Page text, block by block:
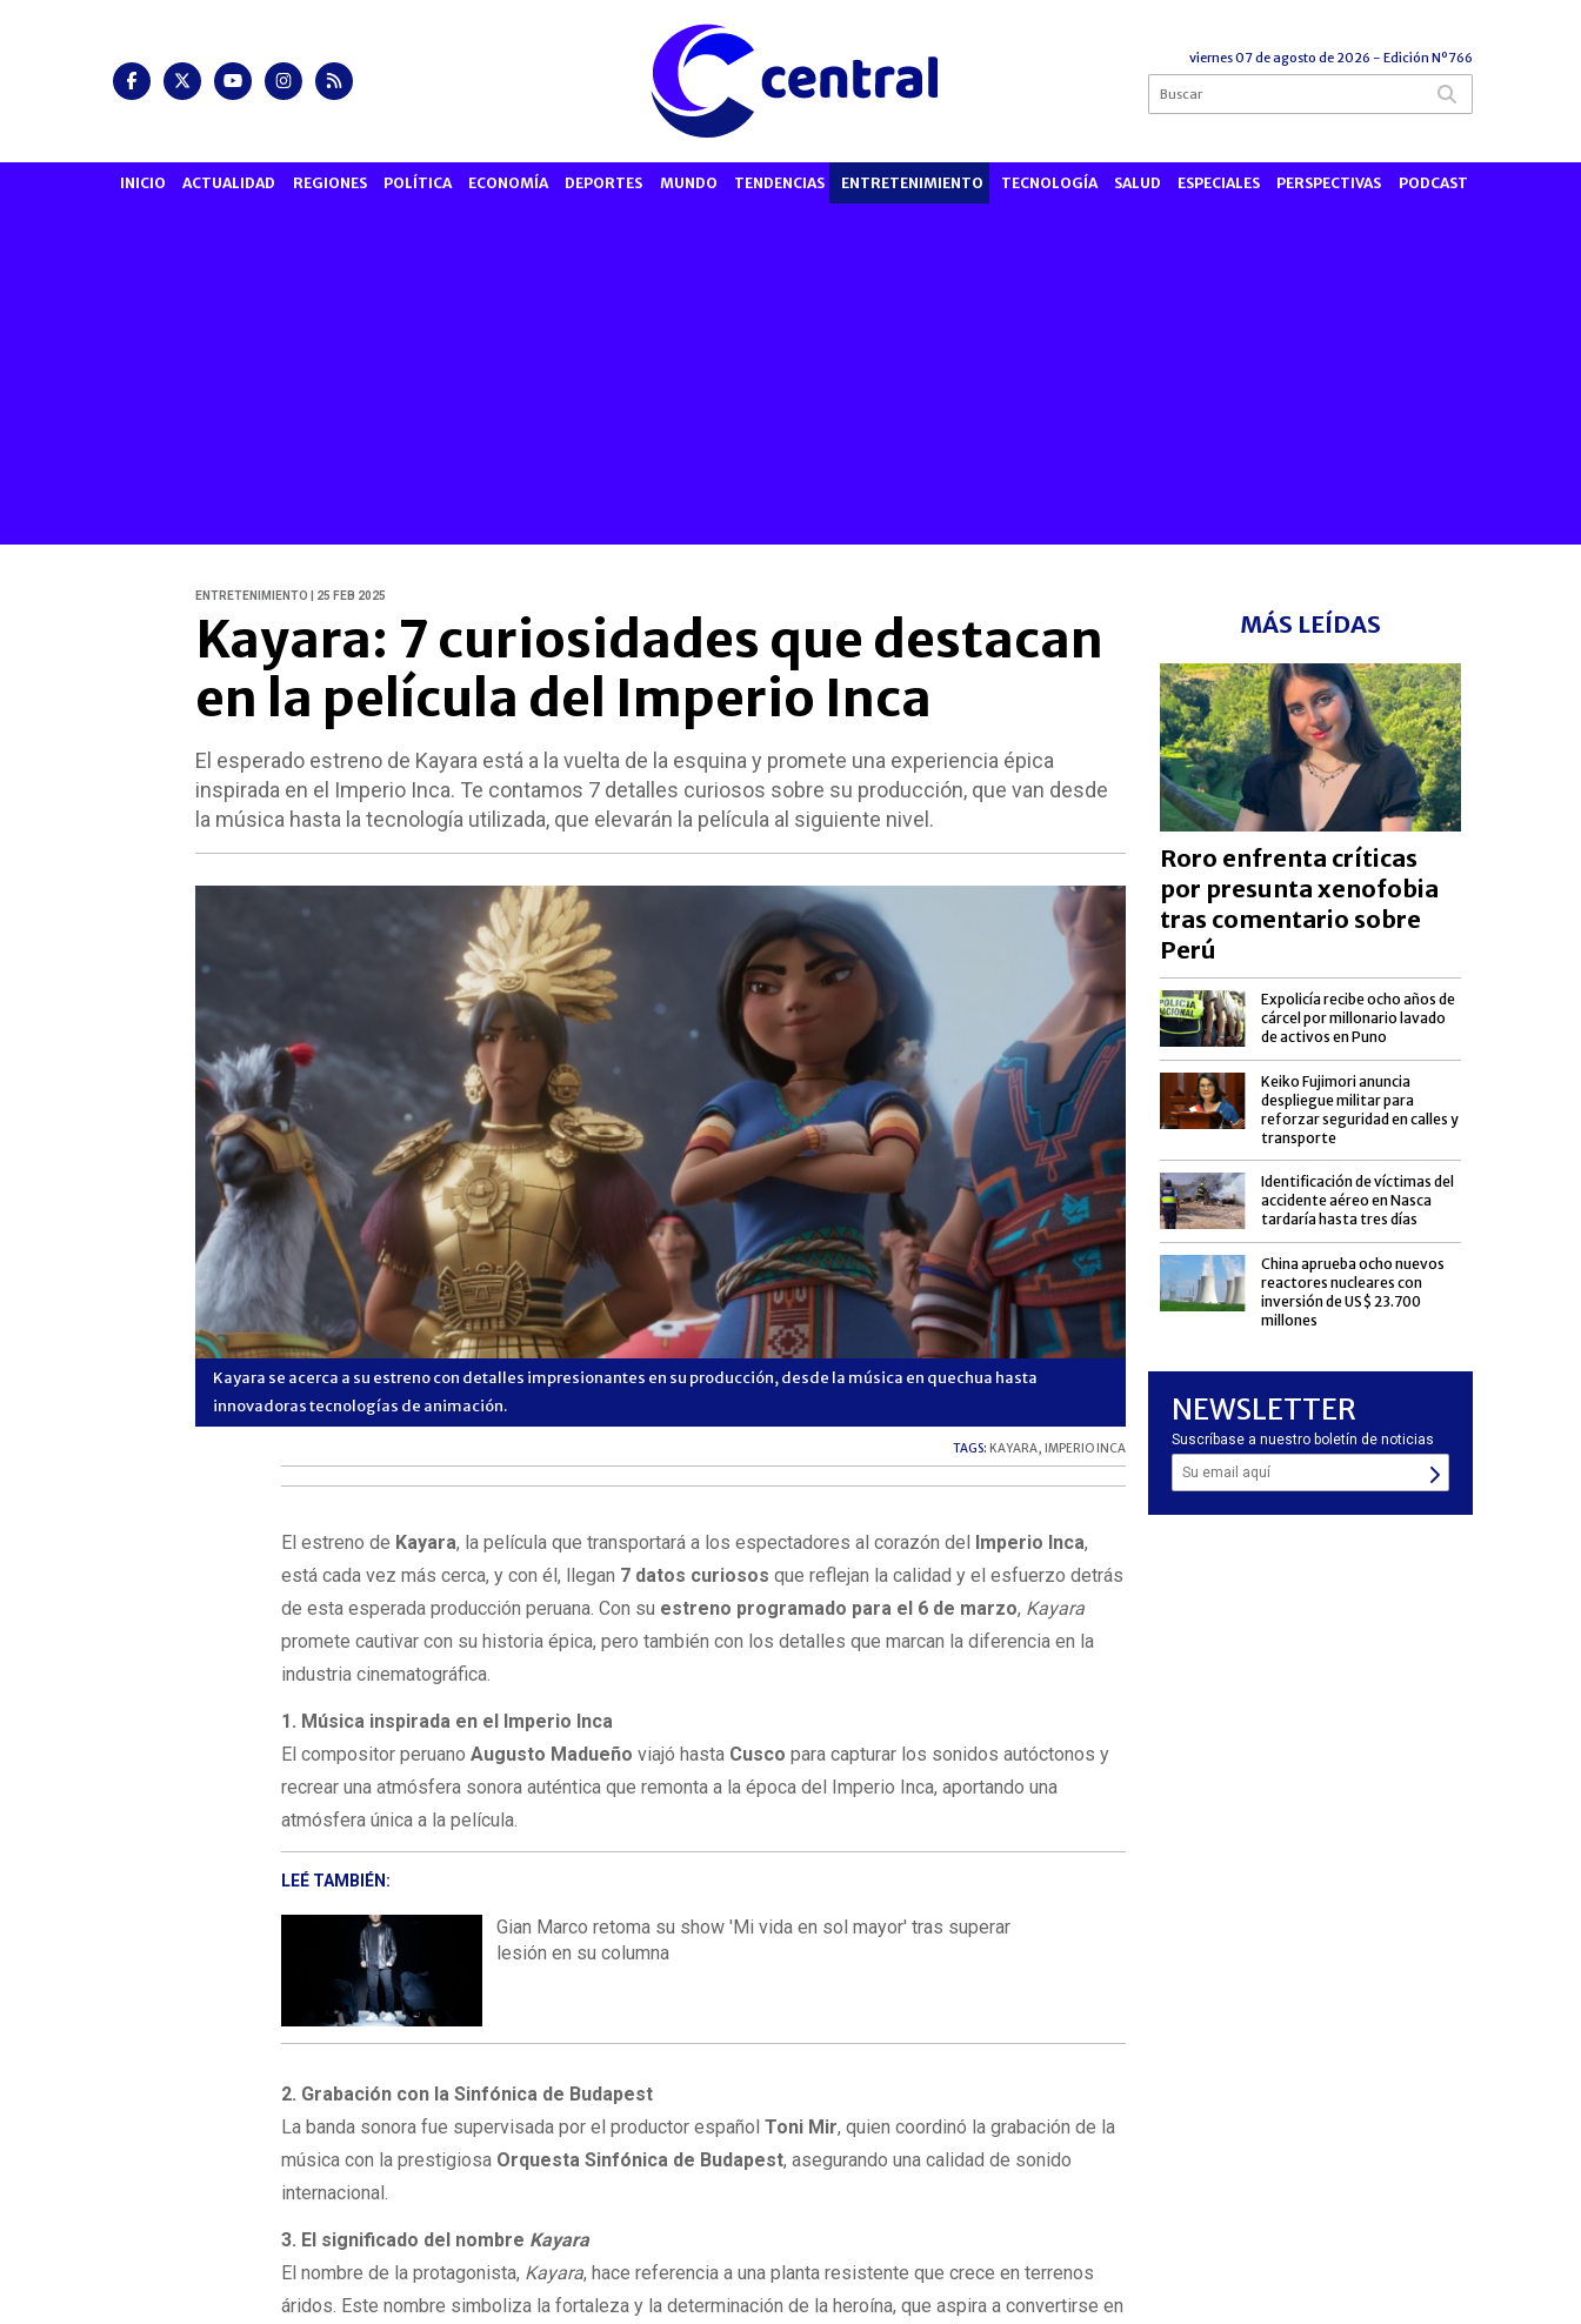
viernes 07 de agosto de 2026 - Edición Nº766
INICIO ACTUALIDAD REGIONES POLÍTICA ECONOMÍA DEPORTES MUNDO TENDENCIAS ENTRETENIMIENTO TECNOLOGÍA SALUD ESPECIALES PERSPECTIVAS PODCAST
ENTRETENIMIENTO | 25 FEB 2025
Kayara: 7 curiosidades que destacan
en la película del Imperio Inca
El esperado estreno de Kayara está a la vuelta de la esquina y promete una experiencia épica
inspirada en el Imperio Inca. Te contamos 7 detalles curiosos sobre su producción, que van desde
la música hasta la tecnología utilizada, que elevarán la película al siguiente nivel.
Kayara se acerca a su estreno con detalles impresionantes en su producción, desde la música en quechua hasta
innovadoras tecnologías de animación.
Kayara se acerca a su estreno con detalles
innovadoras tecnologías de animación.
TAGS: KAYARA, IMPERIO INCA
El estreno de Kayara, la película que transportará a los espectadores al corazón del Imperio Inca,
está cada vez más cerca, y con él, llegan 7 datos curiosos que reflejan la calidad y el esfuerzo detrás
de esta esperada producción peruana. Con su estreno programado para el 6 de marzo, Kayara
promete cautivar con su historia épica, pero también con los detalles que marcan la diferencia en la
industria cinematográfica.
1. Música inspirada en el Imperio Inca
El compositor peruanoAugusto Madueño viajó hasta Cusco para capturar los sonidos autóctonos y
recrear una atmósfera sonora auténtica que remonta a la época del Imperio Inca, aportando una
atmósfera única a la película.
LEÉ TAMBIÉN:
Gian Marco retoma su show 'Mi vida en sol mayor' tras superar
lesión en su columna
2. Grabación con la Sinfónica de Budapest
La banda sonora fue supervisada por el productor españolToni Mir, quien coordinó la grabación de la
música con la prestigiosa Orquesta Sinfónica de Budapest, asegurando una calidad de sonido
internacional.
3. El significado del nombre Kayara
El nombre de la protagonista, Kayara, hace referencia a una planta resistente que crece en terrenos
áridos. Este nombre simboliza la fortaleza y la determinación de la heroína, que aspira a convertirse en
MÁS LEÍDAS
Roro enfrenta críticas
por presunta xenofobia
tras comentario sobre
Perú
Expolicía recibe ocho años de
cárcel por millonario lavado
de activos en Puno
Keiko Fujimori anuncia
despliegue militar para
reforzar seguridad en calles y
transporte
Identificación de víctimas del
accidente aéreo en Nasca
tardaría hasta tres días
China aprueba ocho nuevos
reactores nucleares con
inversión de US$ 23.700
millones
NEWSLETTER
Suscríbase a nuestro boletín de noticias